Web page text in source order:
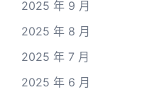
2025 年 9 月
2025 年 8 月
2025 年 7 月
2025 年 6 月